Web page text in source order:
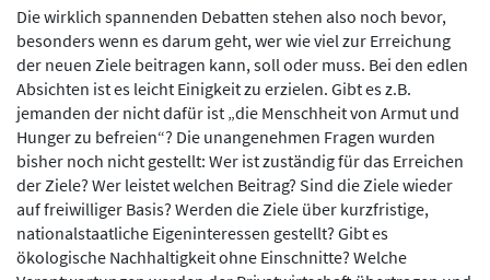
Die wirklich spannenden Debatten stehen also noch bevor,
besonders wenn es darum geht, wer wie viel zur Erreichung
der neuen Ziele beitragen kann, soll oder muss. Bei den edlen
Absichten ist es leicht Einigkeit zu erzielen. Gibt es z.B.
jemanden der nicht dafür ist „die Menschheit von Armut und
Hunger zu befreien“? Die unangenehmen Fragen wurden
bisher noch nicht gestellt: Wer ist zuständig für das Erreichen
der Ziele? Wer leistet welchen Beitrag? Sind die Ziele wieder
auf freiwilliger Basis? Werden die Ziele über kurzfristige,
nationalstaatliche Eigeninteressen gestellt? Gibt es
ökologische Nachhaltigkeit ohne Einschnitte? Welche